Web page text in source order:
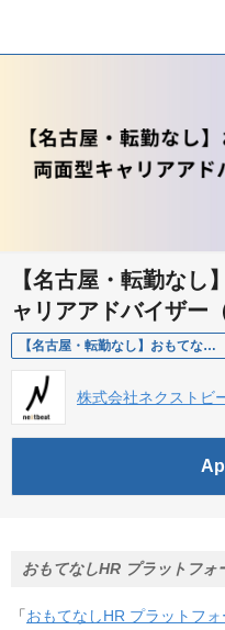
【名古屋・転勤なし
ャリアアドバイザー
【名古屋・転勤なし】おもてなしHR 両面型キャリアアドバイザー（リーダー候補）
株式会社ネクストビ
おもてなしHR プラットフォ
「おもてなしHR プラットフォ